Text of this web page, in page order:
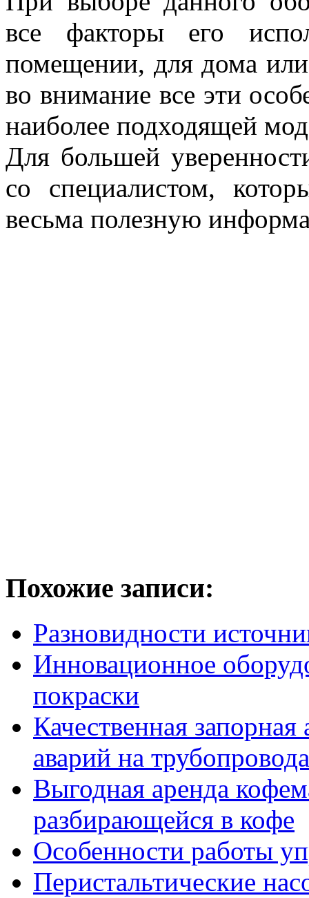
все факторы его
помещении, для дома
во внимание все эти
наиболее подходящей
Для большей
со специалистом,
весьма полезную
Похожие записи:
Разновидности
Инновационное
покраски
Качественная
аварий на
Выгодная аренда
разбирающейся в кофе
Особенности работы
Перистальтические